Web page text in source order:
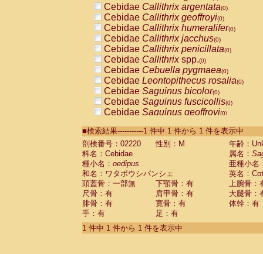
Cebidae Callithrix argentata(0)
Cebidae Callithrix geoffroyi(0)
Cebidae Callithrix humeralifer(0)
Cebidae Callithrix jacchus(0)
Cebidae Callithrix penicillata(0)
Cebidae Callithrixspp.(0)
Cebidae Cebuella pygmaea(0)
Cebidae Leontopithecus rosalia(0)
Cebidae Saguinus bicolor(0)
Cebidae Saguinus fuscicollis(0)
Cebidae Saguinus geoffroyi(0)
CebidaeSaguinus labiatus(0)
Cebidae Saguinus leucopus (0)
Cebidae
Cebidae
CebidaeSaguinus nigricollis (0)
Cebidae Saguinus oedipus
Cebidae Saguinus weddelli
Cebidae Saguinusspp.
Cebidae Aotus trivirgatus
Cebidae Cebus albifrons
■検索結果-----------1 件中 1 件から 1 件を表示中
剖検番号：02220
性別：M
年齢：
科名：Cebidae
属名：
種小名： oedipus
亜種小名
和名：ワタボウシパンシェ
英名：
頭蓋骨：一部無
下顎骨：有
上腕骨：
尺骨：有
肩甲骨：有
大腿骨：
腓骨：有
寛骨：有
体幹：有
手：有
足：有
1 件中 1 件から 1 件を表示中